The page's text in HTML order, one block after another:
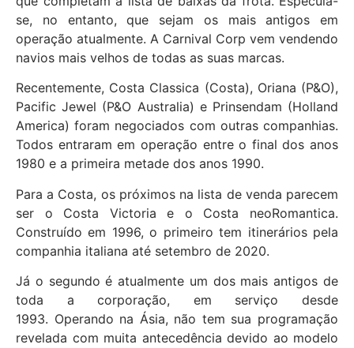
se, no entanto, que sejam os mais antigos em
operação atualmente. A Carnival Corp vem vendendo
navios mais velhos de todas as suas marcas.
Recentemente, Costa Classica (Costa), Oriana (P&O),
Pacific Jewel (P&O Australia) e Prinsendam (Holland
America) foram negociados com outras companhias.
Todos entraram em operação entre o final dos anos
1980 e a primeira metade dos anos 1990.
Para a Costa, os próximos na lista de venda parecem
ser o Costa Victoria e o Costa neoRomantica.
Construído em 1996, o primeiro tem itinerários pela
companhia italiana até setembro de 2020.
Já o segundo é atualmente um dos mais antigos de
toda a corporação, em serviço desde
1993. Operando na Ásia, não tem sua programação
revelada com muita antecedência devido ao modelo